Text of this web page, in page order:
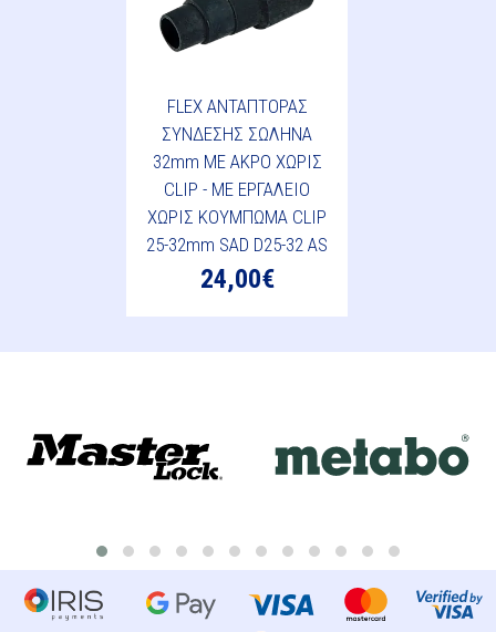
FLEX ΑΝΤΑΠΤΟΡΑΣ
ΣΥΝΔΕΣΗΣ ΣΩΛΗΝΑ
32mm ΜΕ ΑΚΡΟ ΧΩΡΙΣ
CLIP - ΜΕ ΕΡΓΑΛΕΙΟ
ΧΩΡΙΣ ΚΟΥΜΠΩΜΑ CLIP
25-32mm SAD D25-32 AS
24,00€